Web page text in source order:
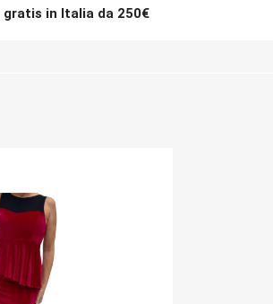
gratis in Italia da 250€